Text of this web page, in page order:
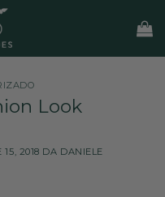
Look
15, 2018 DA DANIELE